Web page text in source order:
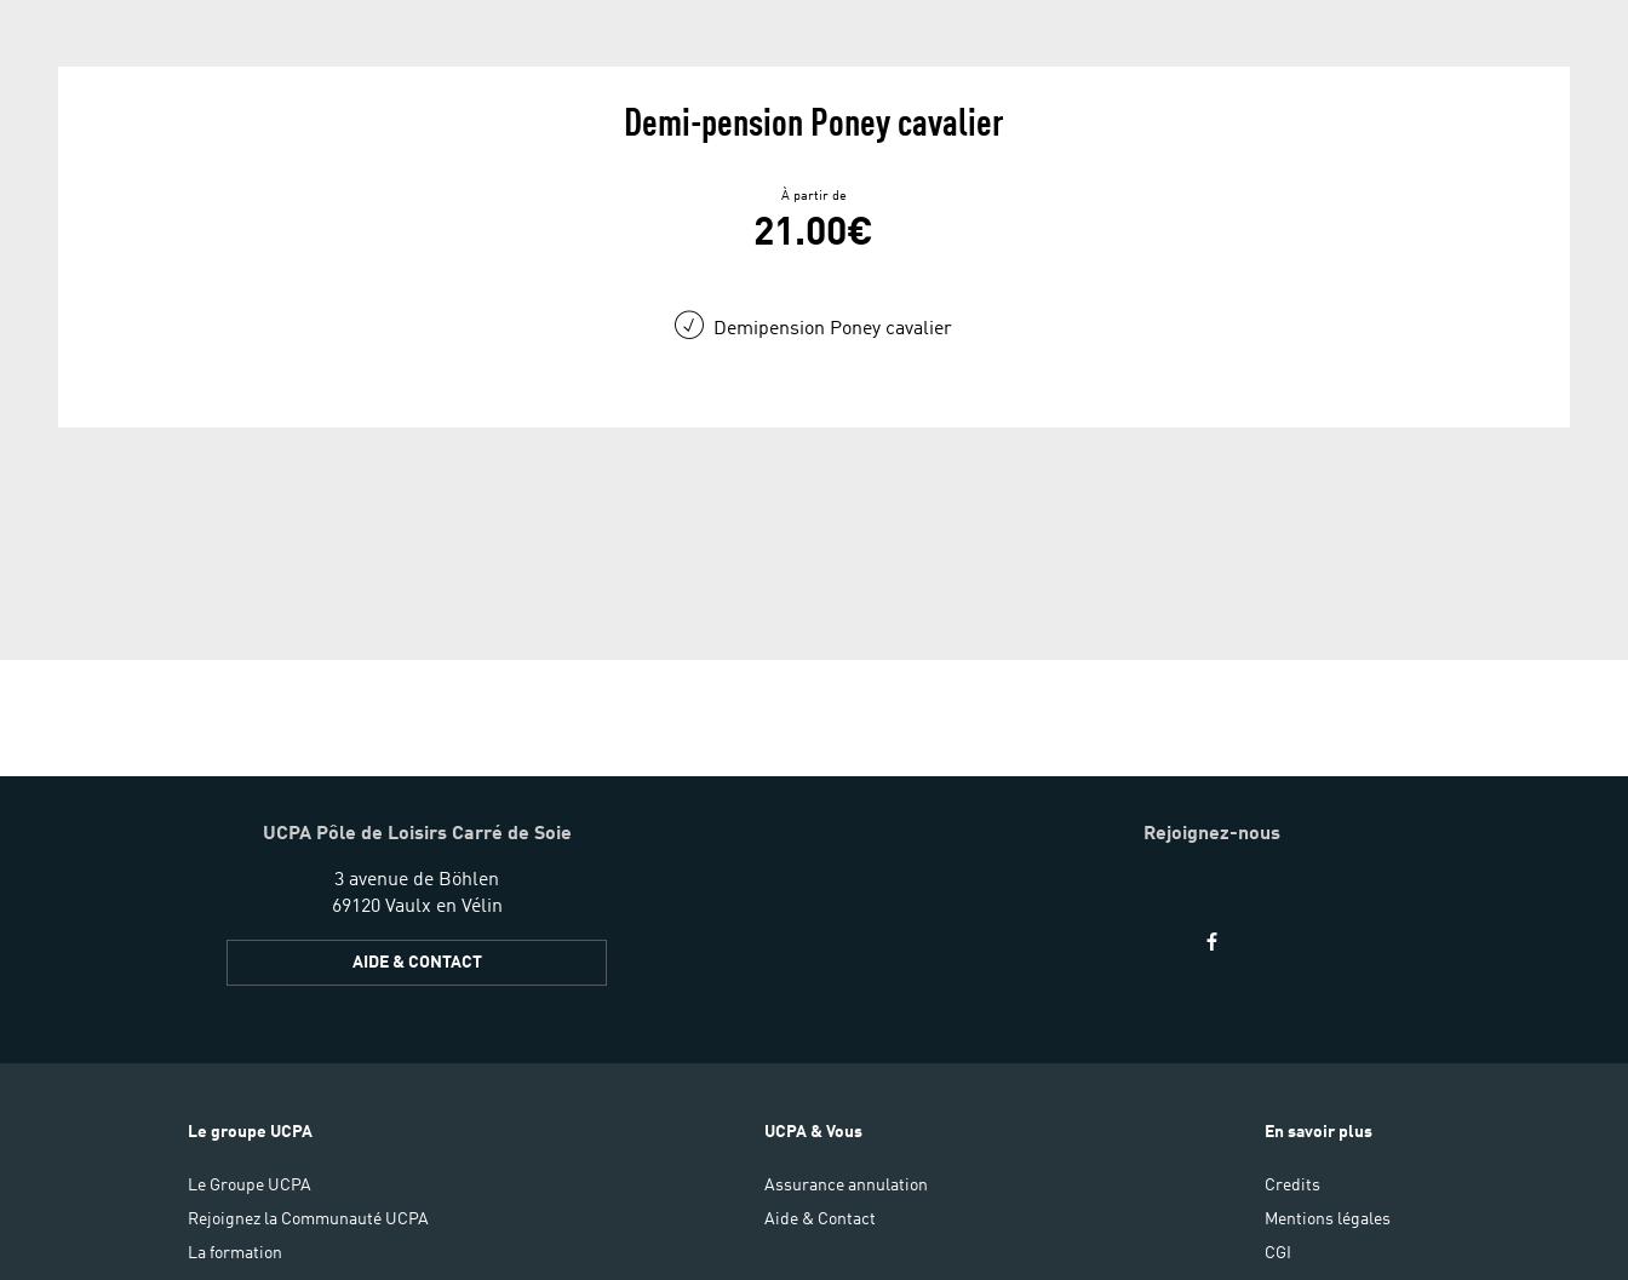
Demi-pension Poney cavalier
À partir de
21.00€
Demipension Poney cavalier
UCPA Pôle de Loisirs Carré de Soie
3 avenue de Böhlen
69120 Vaulx en Vélin
AIDE & CONTACT
Rejoignez-nous
Le groupe UCPA
Le Groupe UCPA
Rejoignez la Communauté UCPA
La formation
UCPA & Vous
Assurance annulation
Aide & Contact
En savoir plus
Credits
Mentions légales
CGI